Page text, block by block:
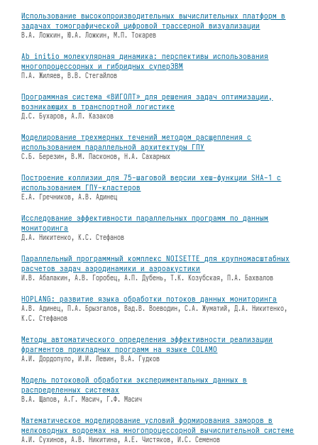
Использование высокопроизводительных вычислительных платформ в
задачах томографической цифровой трассерной визуализации
В.А. Ложкин, Ю.А. Ложкин, М.П. Токарев
Ab initio молекулярная динамика: перспективы использования
многопроцессорных и гибридных суперЭВМ
П.А. Жиляев, В.В. Стегайлов
Программная система «ВИГОЛТ» для решения задач оптимизации,
возникающих в транспортной логистике
Д.С. Бухаров, А.Л. Казаков
Моделирование трехмерных течений методом расщепления с
использованием параллельной архитектуры ГПУ
С.Б. Березин, В.М. Пасконов, Н.А. Сахарных
Построение коллизии для 75-шаговой версии хеш-функции SHA-1 с
использованием ГПУ-кластеров
Е.А. Гречников, А.В. Адинец
Исследование эффективности параллельных программ по данным
мониторинга
Д.А. Никитенко, К.С. Стефанов
Параллельный программный комплекс NOISETTE для крупномасштабных
расчетов задач аэродинамики и аэроакустики
И.В. Абалакин, А.В. Горобец, А.П. Дубень, Т.К. Козубская, П.А. Бахвалов
HOPLANG: развитие языка обработки потоков данных мониторинга
А.В. Адинец, П.А. Брызгалов, Вад.В. Воеводин, С.А. Жуматий, Д.А. Никитенко,
К.С. Стефанов
Методы автоматического определения эффективности реализации
фрагментов прикладных программ на языке COLAMO
А.И. Дордопуло, И.И. Левин, В.А. Гудков
Модель потоковой обработки экспериментальных данных в
распределенных системах
В.А. Щапов, А.Г. Масич, Г.Ф. Масич
Математическое моделирование условий формирования заморов в
мелководных водоемах на многопроцессорной вычислительной системе
А.И. Сухинов, А.В. Никитина, А.Е. Чистяков, И.С. Семенов